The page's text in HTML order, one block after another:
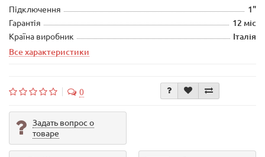
Підключення 1"
Гарантія 12 міс
Країна виробник
Італія
Все характеристики
0
Задать вопрос о
товаре